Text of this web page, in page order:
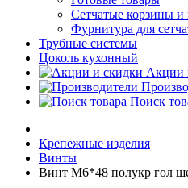
Сетчатые корзины и
Фурнитура для
Трубные системы
Цоколь кухонный
Акции
Поиск
Крепежные изделия
Винты
Винт М6*48 полукр гол